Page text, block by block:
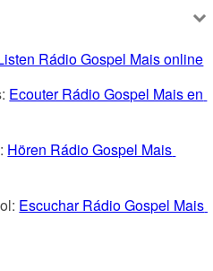
Rádio Gospel Mais online
Ecouter Rádio Gospel Mais en
Hören Rádio Gospel Mais
Escuchar Rádio Gospel Mais